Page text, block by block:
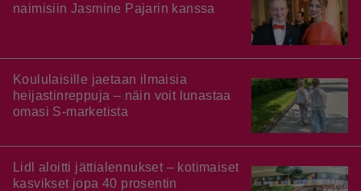
naimisiin Jasmine Pajarin kanssa
Koululaisille jaetaan ilmaisia
heijastinreppuja – näin voit lunastaa
omasi S-marketista
Lidl aloitti jättialennukset – kotimaiset
kasvikset jopa 40 prosentin